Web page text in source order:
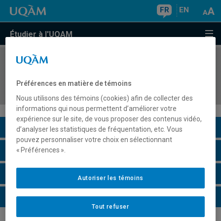
FR EN
Étudier à l'UQAM
COURS//
communication
Description du cours
Horaire - Été 2026
Horaire - Automne 2026
Horaire - Hiver 2027
Préférences en matière de témoins
Nous utilisons des témoins (cookies) afin de collecter des
informations qui nous permettent d’améliorer votre
expérience sur le site, de vous proposer des contenus vidéo,
d’analyser les statistiques de fréquentation, etc. Vous
pouvez personnaliser votre choix en sélectionnant
« Préférences ».
Tout refuser
Autoriser les témoins